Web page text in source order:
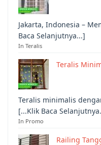
Jakarta, Indonesia –
Baca Selanjutnya...]
In Teralis
Teralis
Teralis minimalis
[...Klik Baca
In Promo
Railing